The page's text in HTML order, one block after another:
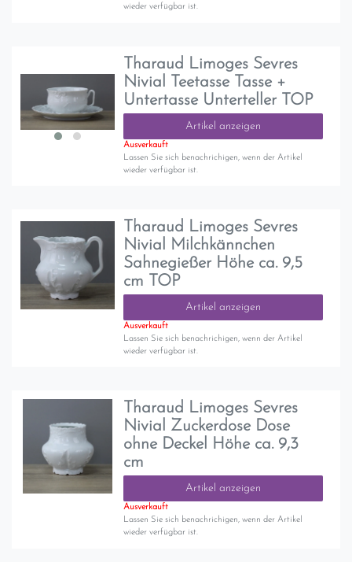
wieder verfügbar ist.
Tharaud Limoges Sevres
Nivial Teetasse Tasse +
Untertasse Unterteller TOP
Artikel anzeigen
Ausverkauft
Lassen Sie sich benachrichigen, wenn der Artikel
wieder verfügbar ist.
Tharaud Limoges Sevres
Nivial Milchkännchen
Sahnegießer Höhe ca. 9,5
cm TOP
Artikel anzeigen
Ausverkauft
Lassen Sie sich benachrichigen, wenn der Artikel
wieder verfügbar ist.
Tharaud Limoges Sevres
Nivial Zuckerdose Dose
ohne Deckel Höhe ca. 9,3
cm
Artikel anzeigen
Ausverkauft
Lassen Sie sich benachrichigen, wenn der Artikel
wieder verfügbar ist.